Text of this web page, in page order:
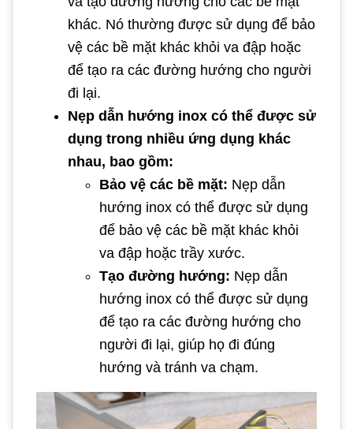
khác. Nó thường được sử dụng để bảo
vệ các bề mặt khác khỏi va đập hoặc
để tạo ra các đường hướng cho người
đi lại.
Nẹp dẫn hướng inox có thể được sử
dụng trong nhiều ứng dụng khác
nhau, bao gồm:
Bảo vệ các bề mặt: Nẹp dẫn
hướng inox có thể được sử dụng
để bảo vệ các bề mặt khác khỏi
va đập hoặc trầy xước.
Tạo đường hướng: Nẹp dẫn
hướng inox có thể được sử dụng
để tạo ra các đường hướng cho
người đi lại, giúp họ đi đúng
hướng và tránh va chạm.